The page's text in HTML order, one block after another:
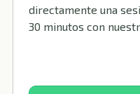
directamente una
30 minutos con